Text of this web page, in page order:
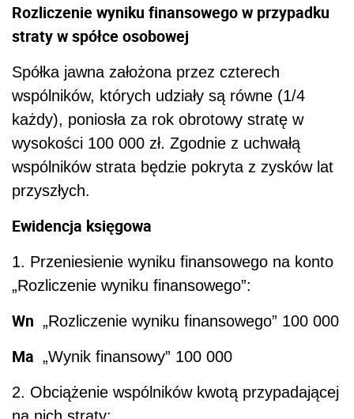
Rozliczenie wyniku finansowego w przypadku
straty w spółce osobowej
Spółka jawna założona przez czterech
wspólników, których udziały są równe (1/4
każdy), poniosła za rok obrotowy stratę w
wysokości 100 000 zł. Zgodnie z uchwałą
wspólników strata będzie pokryta z zysków lat
przyszłych.
Ewidencja księgowa
1. Przeniesienie wyniku finansowego na konto
„Rozliczenie wyniku finansowego”:
Wn „Rozliczenie wyniku finansowego” 100 000
Ma „Wynik finansowy” 100 000
2. Obciążenie wspólników kwotą przypadającej